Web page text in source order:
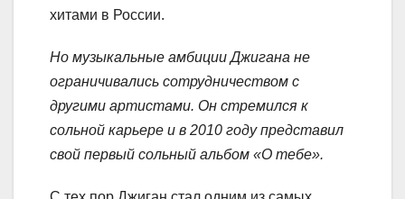
хитами в России.
Но музыкальные амбиции Джигана не
ограничивались сотрудничеством с
другими артистами. Он стремился к
сольной карьере и в 2010 году представил
свой первый сольный альбом «О тебе».